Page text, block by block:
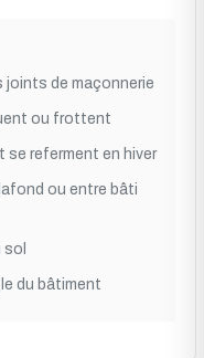
joints de maçonnerie
ou frottent
se referment en hiver
ou entre bâti
du bâtiment